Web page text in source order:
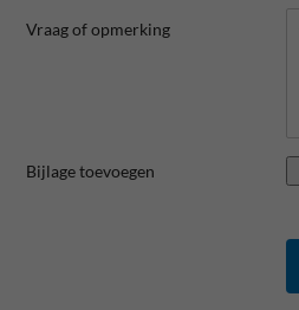
Vraag of opmerking
Bijlage toevoegen